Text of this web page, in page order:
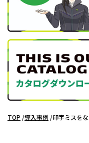
TOP 導入事例 印字ミスを